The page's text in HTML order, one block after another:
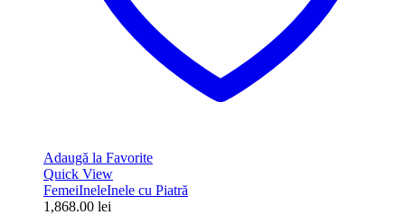
Adaugă la Favorite
Quick View
FemeiIneleInele cu Piatră
1,868.00 lei